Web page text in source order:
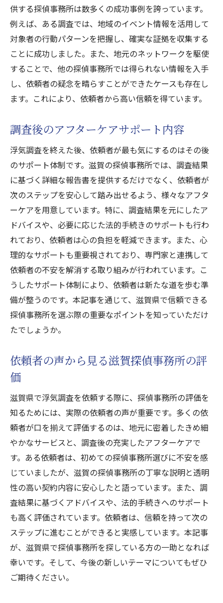
供する探偵事務所は数多くの成功事例を誇っています。
例えば、ある調査では、地域のイベント情報を活用して
対象者の行動パターンを把握し、確実な証拠を収集する
ことに成功しました。また、地元のネットワークを駆使
することで、他の探偵事務所では得られない情報を入手
し、依頼者の疑念を晴らすことができたケースも存在し
ます。これにより、依頼者から高い信頼を得ています。
調査後のアフターケアサポート内容
浮気調査を終えた後、依頼者が最も気にするのはその後
のサポート体制です。滋賀の探偵事務所では、調査結果
に基づく詳細な報告書を提供するだけでなく、依頼者が
次のステップを安心して踏み出せるよう、様々なアフタ
ーケアを用意しています。特に、調査結果を元にしたア
ドバイスや、必要に応じた法的手続きのサポートも行わ
れており、依頼者は心の負担を軽減できます。また、心
理的なサポートも重要視されており、専門家と連携して
依頼者の不安を解消する取り組みが行われています。こ
うしたサポート体制により、依頼者は新たな道を歩む準
備が整うのです。本記事を通じて、滋賀県で信頼できる
探偵事務所を選ぶ際の重要なポイントを知っていただけ
たでしょうか。
依頼者の声から見る滋賀探偵事務所の評
価
滋賀県で浮気調査を依頼する際に、探偵事務所の評価を
知るためには、実際の依頼者の声が重要です。多くの依
頼者が口を揃えて評価するのは、地元に密着したきめ細
やかなサービスと、調査後の充実したアフターケアで
す。ある依頼者は、初めての探偵事務所選びに不安を感
じていましたが、滋賀の探偵事務所の丁寧な説明と透明
性の高い契約内容に安心したと語っています。また、調
査結果に基づくアドバイスや、法的手続きへのサポート
も高く評価されています。依頼者は、信頼を持って次の
ステップに進むことができると実感しています。本記事
が、滋賀県で探偵事務所を探している方の一助となれば
幸いです。そして、今後の新しいテーマについてもぜひ
ご期待ください。